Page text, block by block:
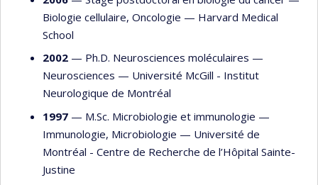
Biologie cellulaire, Oncologie — Harvard Medical
School
2002 — Ph.D. Neurosciences moléculaires —
Neurosciences — Université McGill - Institut
Neurologique de Montréal
1997 — M.Sc. Microbiologie et immunologie —
Immunologie, Microbiologie — Université de
Montréal - Centre de Recherche de l’Hôpital Sainte-
Justine